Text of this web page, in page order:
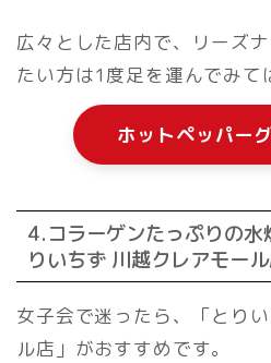
広々とした店内で、リーズ
たい方は1度足を運んでみて
ホットペッパー
4.コラーゲンたっぷりの水
りいちず 川越クレアモール
女子会で迷ったら、「とり
ル店」がおすすめです。